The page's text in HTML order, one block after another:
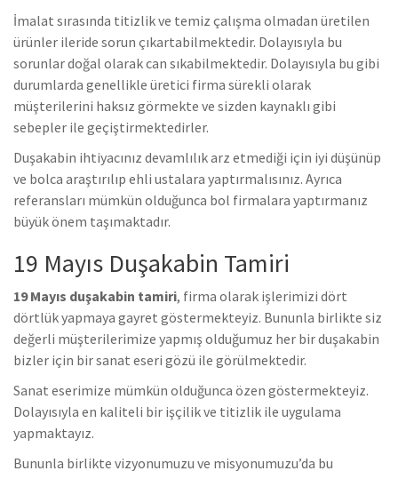
İmalat sırasında titizlik ve temiz çalışma olmadan üretilen
ürünler ileride sorun çıkartabilmektedir. Dolayısıyla bu
sorunlar doğal olarak can sıkabilmektedir. Dolayısıyla bu gibi
durumlarda genellikle üretici firma sürekli olarak
müşterilerini haksız görmekte ve sizden kaynaklı gibi
sebepler ile geçiştirmektedirler.
Duşakabin ihtiyacınız devamlılık arz etmediği için iyi düşünüp
ve bolca araştırılıp ehli ustalara yaptırmalısınız. Ayrıca
referansları mümkün olduğunca bol firmalara yaptırmanız
büyük önem taşımaktadır.
19 Mayıs Duşakabin Tamiri
19 Mayıs duşakabin tamiri, firma olarak işlerimizi dört
dörtlük yapmaya gayret göstermekteyiz. Bununla birlikte siz
değerli müşterilerimize yapmış olduğumuz her bir duşakabin
bizler için bir sanat eseri gözü ile görülmektedir.
Sanat eserimize mümkün olduğunca özen göstermekteyiz.
Dolayısıyla en kaliteli bir işçilik ve titizlik ile uygulama
yapmaktayız.
Bununla birlikte vizyonumuzu ve misyonumuzu’da bu